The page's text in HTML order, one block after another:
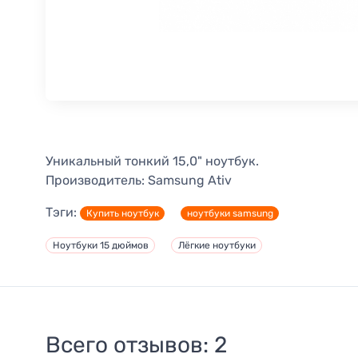
Уникальный тонкий 15,0" ноутбук.
Производитель: Samsung Ativ
Тэги: Купить ноутбук ноутбуки samsung
Ноутбуки 15 дюймов Лёгкие ноутбуки
Всего отзывов: 2